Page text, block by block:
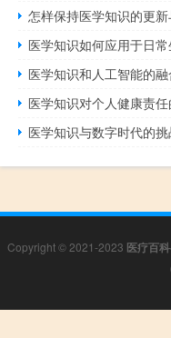
怎样保持医学知识的更
医学知识如何应用于日
医学知识和人工智能的
医学知识对个人健康责任
医学知识与数字时代的
Copyright © 2021-2023 医疗百